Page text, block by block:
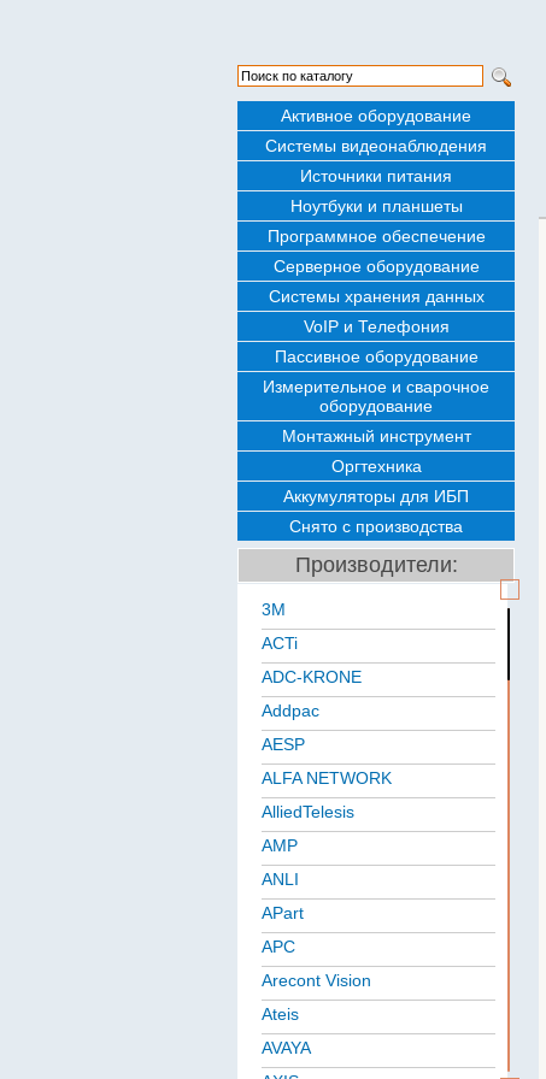
Активное оборудование
Системы видеонаблюдения
Источники питания
Ноутбуки и планшеты
Программное обеспечение
Серверное оборудование
Системы хранения данных
VoIP и Телефония
Пассивное оборудование
Измерительное и сварочное
оборудование
Монтажный инструмент
Оргтехника
Аккумуляторы для ИБП
Снято с производства
Производители:
3M
ACTi
ADC-KRONE
Addpac
AESP
ALFA NETWORK
AlliedTelesis
AMP
ANLI
APart
APC
Arecont Vision
Ateis
AVAYA